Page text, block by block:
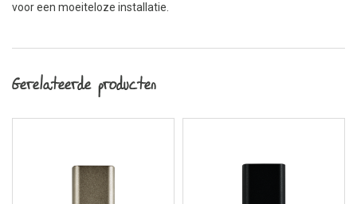
voor een moeiteloze installatie.
Gerelateerde producten